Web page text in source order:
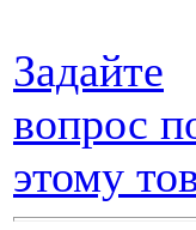
Задайте
вопрос
этому